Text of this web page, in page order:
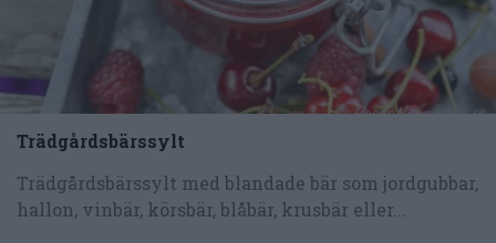
Trädgårdsbärssylt
Trädgårdsbärssylt med blandade bär som jordgubbar,
hallon, vinbär, körsbär, blåbär, krusbär eller...